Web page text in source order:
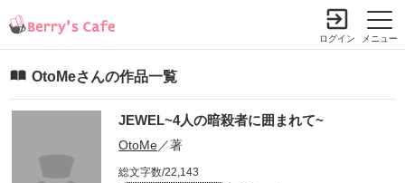
メニュー
ログイン
OtoMeさんの作品一覧
JEWEL~4人の暗殺者に囲まれて~
OtoMe／著
総文字数/22,143